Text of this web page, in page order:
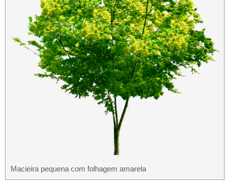
Macieira pequena com folhagem amarela